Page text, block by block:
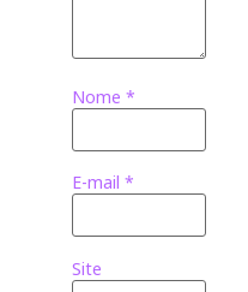
Nome *
E-mail *
Site